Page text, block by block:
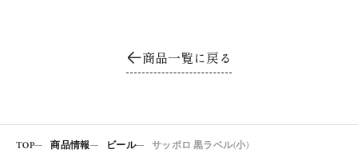
商品一覧に戻る
TOP 商品情報 ビール サッポロ 黒ラベル(小)